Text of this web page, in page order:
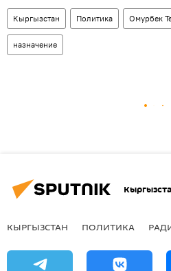
Кыргызстан Политика Омурбек
назначение
КЫРГЫЗСТАН ПОЛИТИКА